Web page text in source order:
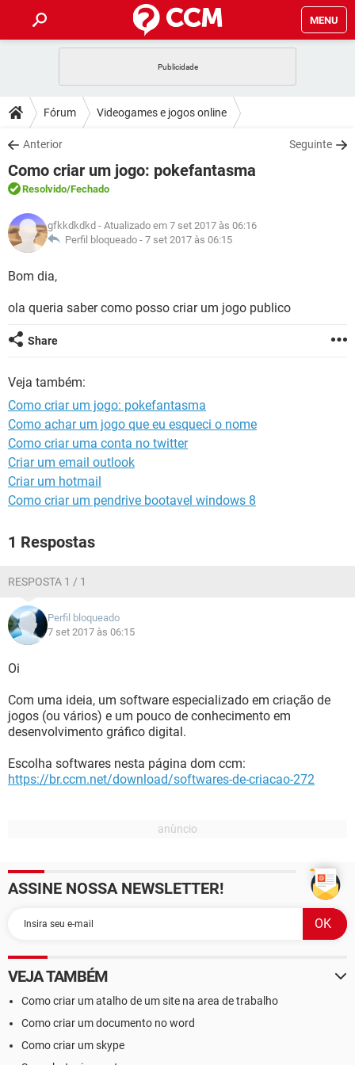
MENU
CELULAR FACEBOOK
OUTLOOK
INSTAGRAM GMAIL
GUIA DE COMPRAS
DICAS
JOGOS WHATSAPP
OUTLOOK
INSTAGRAM
GUIA DE COMPRAS
DOWNLOADS
JOGOS WHATSAPP
CELULAR
OUTLOOK EXCEL
INSTAGRAM
GUIA DE COMPRAS
FÓRUM
JOGOS
CELULAR FACEBOOK
GLOSSÁRIO
JOGOS
CELULAR
OUTLOOK EXCEL
INSTAGRAM
Fórum Videogames e jogos online
Anterior Seguinte
Como criar um jogo: pokefantasma
Resolvido/Fechado
gfkkdkdkd - Atualizado em 7 set 2017 às 06:16
Perfil bloqueado - 7 set 2017 às 06:15
Bom dia,
ola queria saber como posso criar um jogo publico
Share
Veja também:
Como criar um jogo: pokefantasma
Como achar um jogo que eu esqueci o nome
Como criar uma conta no twitter
Criar um email outlook
Criar um hotmail
Como criar um pendrive bootavel windows 8
1 Respostas
RESPOSTA 1 / 1
Perfil bloqueado
7 set 2017 às 06:15
Oi
Com uma ideia, um software especializado em criação de
jogos (ou vários) e um pouco de conhecimento em
desenvolvimento gráfico digital.
Escolha softwares nesta página dom ccm:
https://br.ccm.net/download/softwares-de-criacao-272
ASSINE NOSSA NEWSLETTER!
VEJA TAMBÉM
Como criar um atalho de um site na area de trabalho
Como criar um documento no word
Como criar um skype